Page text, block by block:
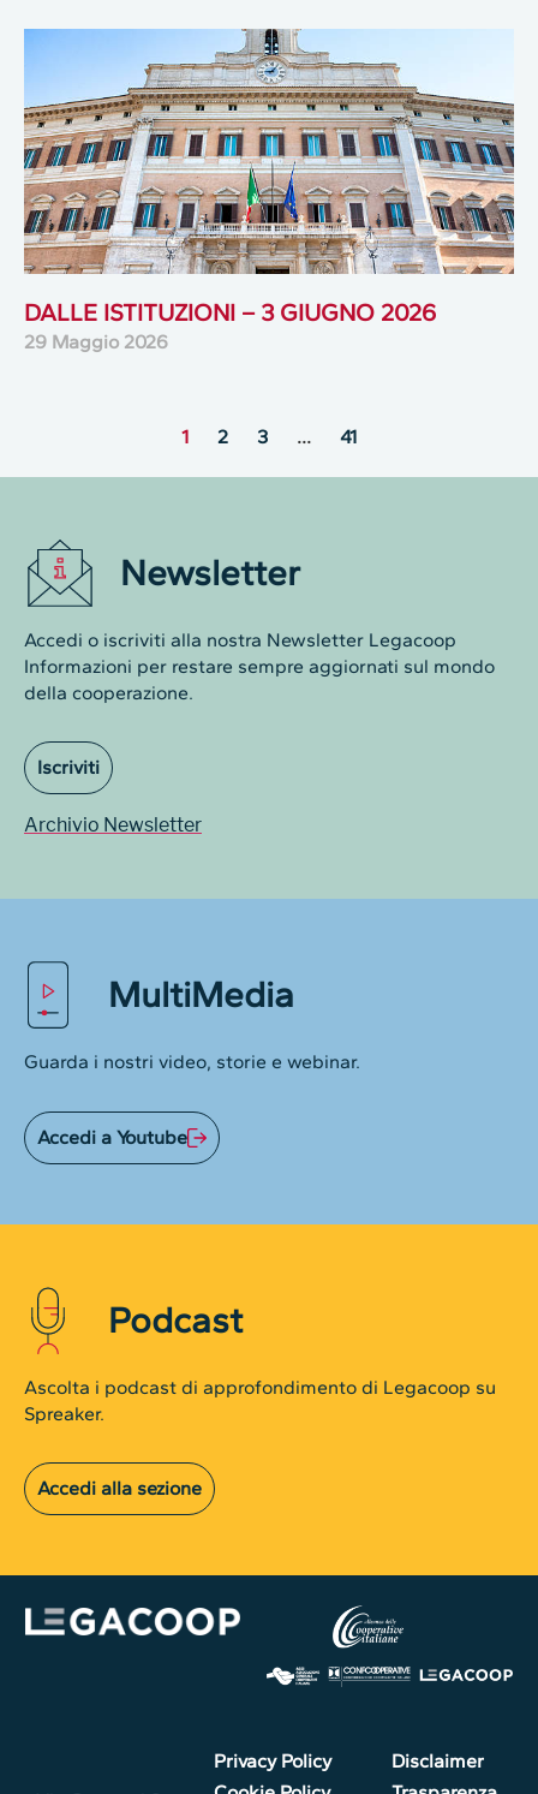
DALLE ISTITUZIONI – 3 GIUGNO 2026
29 Maggio 2026
1 2 3 … 41
Newsletter
Accedi o iscriviti alla nostra Newsletter Legacoop
Informazioni per restare sempre aggiornati sul mondo
della cooperazione.
Iscriviti
Archivio Newsletter
MultiMedia
Guarda i nostri video, storie e webinar.
Accedi a Youtube
Podcast
Ascolta i podcast di approfondimento di Legacoop su
Spreaker.
Accedi alla sezione
Privacy Policy
Disclaimer